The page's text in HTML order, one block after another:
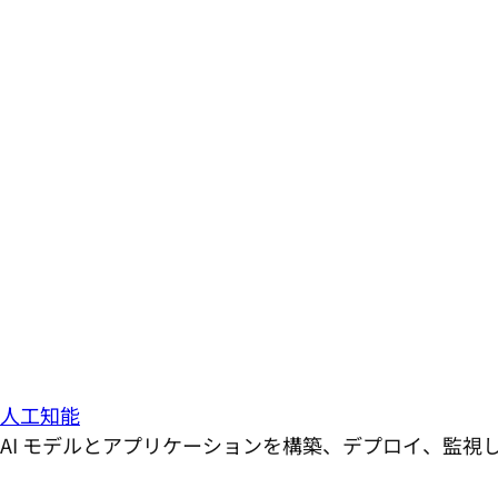
人工知能
AI モデルとアプリケーションを構築、デプロイ、監視